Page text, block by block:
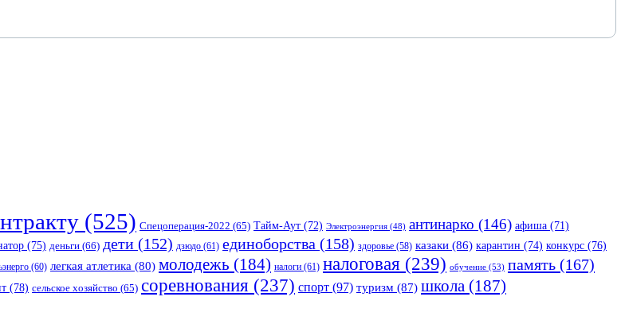
(525) Спецоперация-2022 (65) Тайм-Аут (72) Электроэнергия (48) антинарко (146) афиша (71)
(75) деньги (66) дети (152) дзюдо (61) единоборства (158) здоровье (58) казаки (86) карантин (74) конкурс (76)
(60) легкая атлетика (80) молодежь (184) налоги (61) налоговая (239) обучение (53) память (167)
(78) сельское хозяйство (65) соревнования (237) спорт (97) туризм (87) школа (187)